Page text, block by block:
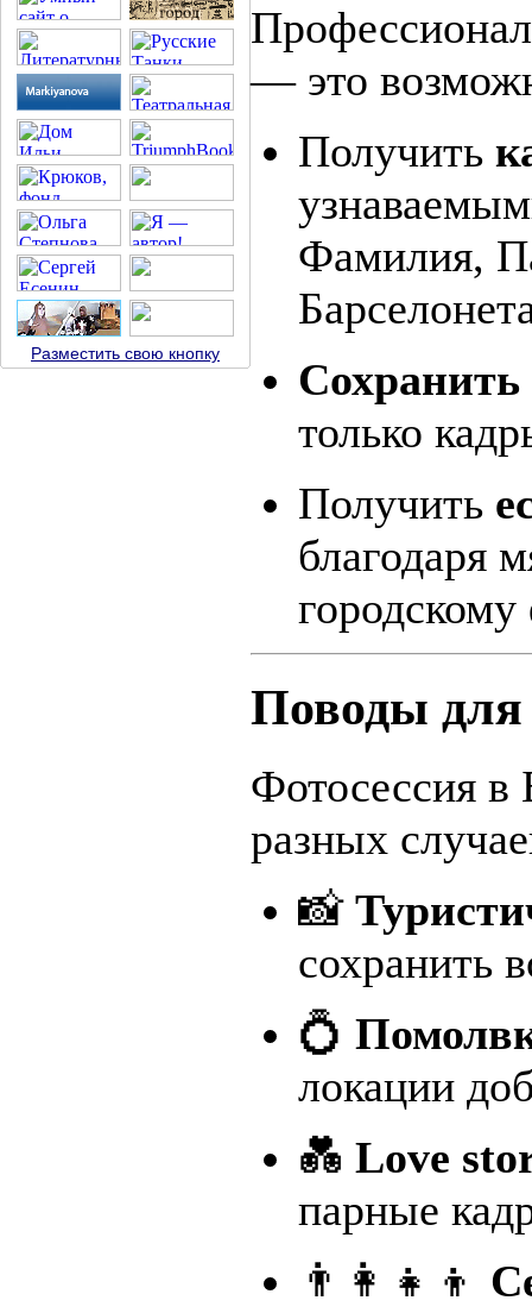
Разместить свою кнопку
— это
Получить
Фамилия,
только
Получить
благодаря
Поводы для
Фотосессия в
разных
📸
сохранить
💍
локации
💑 Love
парные
👨‍👩‍👧‍👦